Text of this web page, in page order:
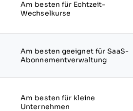
Am besten für Echtzeit-
Wechselkurse
Am besten geeignet für SaaS-
Abonnementverwaltung
Am besten für kleine
Unternehmen